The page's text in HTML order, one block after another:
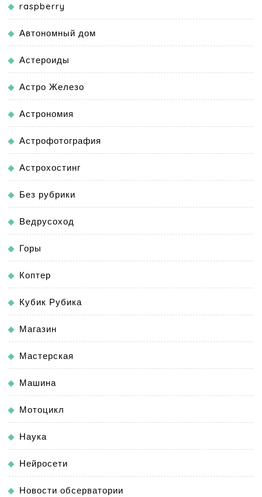
raspberry
Автономный дом
Астероиды
Астро Железо
Астрономия
Астрофотография
Астрохостинг
Без рубрики
Ведрусоход
Горы
Коптер
Кубик Рубика
Магазин
Мастерская
Машина
Мотоцикл
Наука
Нейросети
Новости обсерватории